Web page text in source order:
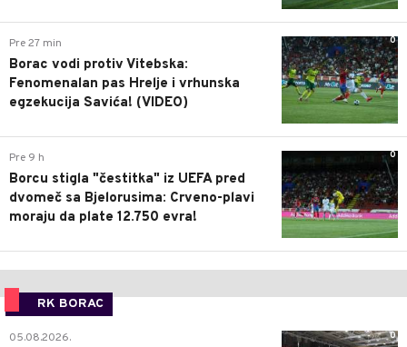
0
Pre 27 min
Borac vodi protiv Vitebska:
Fenomenalan pas Hrelje i vrhunska
egzekucija Savića! (VIDEO)
0
Pre 9 h
Borcu stigla "čestitka" iz UEFA pred
dvomeč sa Bjelorusima: Crveno-plavi
moraju da plate 12.750 evra!
RK BORAC
0
05.08.2026.